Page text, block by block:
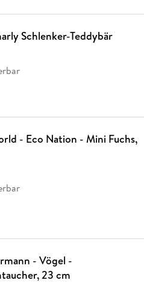
Schlenker-Teddybär
- Eco Nation - Mini Fuchs,
- Vögel -
23 cm